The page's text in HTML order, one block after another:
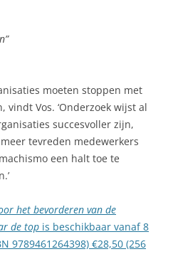
moeten stoppen met
vindt Vos. ‘Onderzoek wijst al
succesvoller zijn,
tevreden medewerkers
een halt toe te
het bevorderen van de
de top is beschikbaar vanaf 8
9789461264398) €28,50 (256